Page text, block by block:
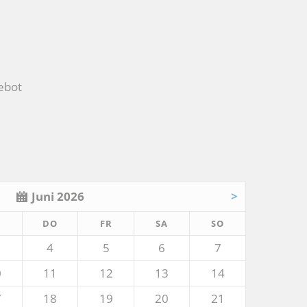
Juni 2026 >
DO NNERSTAG
FR SA SO
4 5 6
7
11 12 13
14
18 19 20 21